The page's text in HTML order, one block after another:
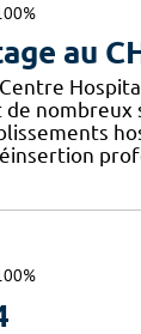
au
nombreux